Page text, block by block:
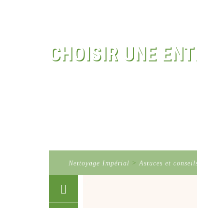
CHOISIR UNE
Nettoyage Impérial >Astuces et